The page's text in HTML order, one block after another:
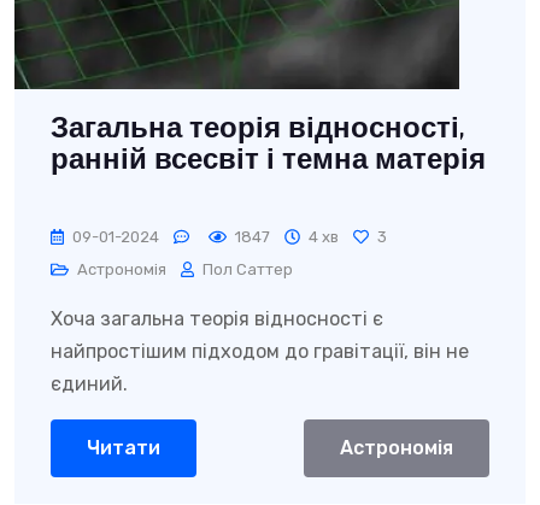
Загальна теорія відносності,
ранній всесвіт і темна матерія
09-01-2024 1847 4 хв
3
Астрономія
Пол Саттер
Хоча загальна теорія відносності є
найпростішим підходом до гравітації, він не
єдиний.
Читати Астрономія